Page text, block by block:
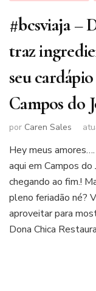
#bcsviaja –
traz
seu
Campos do
por Caren Sales
Hey meus
aqui em Campos
chegando ao fim.!
pleno feriadão né?
aproveitar para
Dona Chica